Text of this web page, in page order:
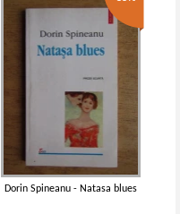
Dorin Spineanu - Natasa blues